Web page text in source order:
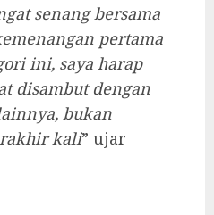
senang bersama
pertama
ini, saya harap
disambut dengan
bukan
kali” ujar